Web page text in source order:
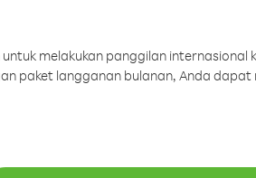
melakukan panggilan
paket langganan bulanan, Anda